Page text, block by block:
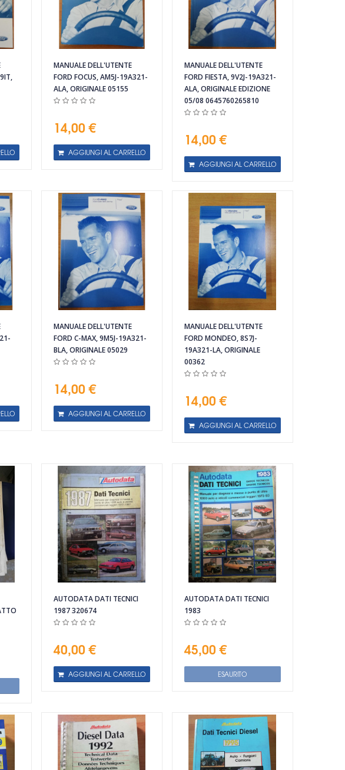
MANUALE DELL'UTENTE
FORD FOCUS, AM5J-19A321-
ALA, ORIGINALE 05155
14,00 €
AGGIUNGI AL CARRELLO
MANUALE DELL'UTENTE
FORD FIESTA, 9V2J-19A321-
ALA, ORIGINALE EDIZIONE
05/08 0645760265810
14,00 €
AGGIUNGI AL CARRELLO
MANUALE DELL'UTENTE
FORD C-MAX, 9M5J-19A321-
BLA, ORIGINALE 05029
14,00 €
AGGIUNGI AL CARRELLO
MANUALE DELL'UTENTE
FORD MONDEO, 8S7J-
19A321-LA, ORIGINALE
00362
14,00 €
AGGIUNGI AL CARRELLO
AUTODATA DATI TECNICI
1987 320674
40,00 €
AGGIUNGI AL CARRELLO
AUTODATA DATI TECNICI
1983
45,00 €
ESAURITO